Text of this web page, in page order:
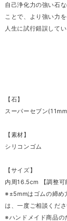
自己浄化力の強い石
ことで、より強い力
人生に試行錯誤して
【石】
スーパーセブン
【素材】
シリコンゴム
【サイズ】
内周16.5cm 【調整可
※±5mmはゴムの締め
は、一度ご相談くださ
※ハンドメイド商品の